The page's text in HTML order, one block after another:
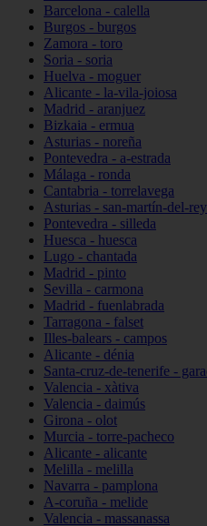
Barcelona - calella
Burgos - burgos
Zamora - toro
Soria - soria
Huelva - moguer
Alicante - la-vila-joiosa
Madrid - aranjuez
Bizkaia - ermua
Asturias - noreña
Pontevedra - a-estrada
Málaga - ronda
Cantabria - torrelavega
Asturias - san-martín-del-
Pontevedra - silleda
Huesca - huesca
Lugo - chantada
Madrid - pinto
Sevilla - carmona
Madrid - fuenlabrada
Tarragona - falset
Illes-balears - campos
Alicante - dénia
Santa-cruz-de-tenerife -
Valencia - xàtiva
Valencia - daimús
Girona - olot
Murcia - torre-pacheco
Alicante - alicante
Melilla - melilla
Navarra - pamplona
A-coruña - melide
Valencia - massanassa